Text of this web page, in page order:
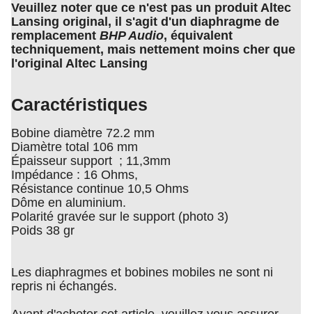
Veuillez noter que ce n'est pas un produit Altec
Lansing original, il s'agit d'un diaphragme de
remplacement BHP Audio, équivalent
techniquement, mais nettement moins cher que
l'original Altec Lansing
Caractéristiques
Bobine diamètre 72.2 mm
Diamètre total 106 mm
Épaisseur support ; 11,3mm
Impédance : 16 Ohms,
Résistance continue 10,5 Ohms
Dôme en aluminium.
Polarité gravée sur le support (photo 3)
Poids 38 gr
Les diaphragmes et bobines mobiles ne sont ni
repris ni échangés.